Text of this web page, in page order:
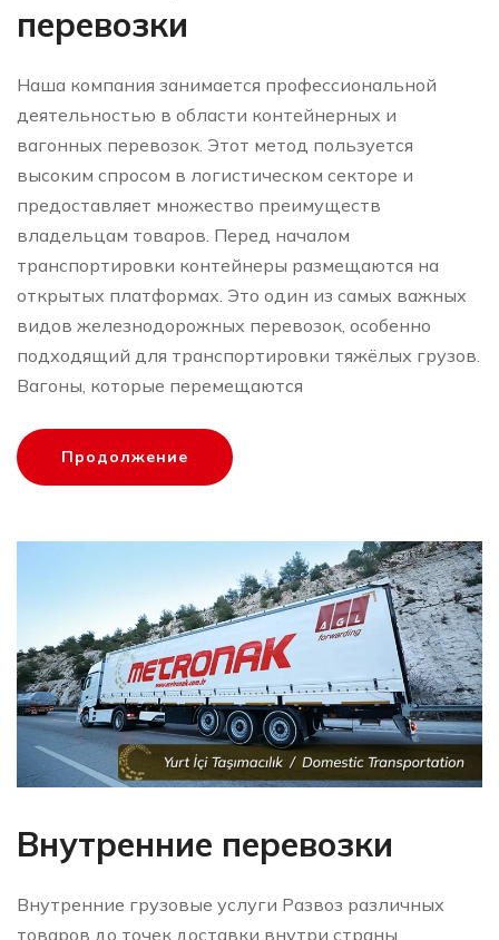
перевозки
Наша компания занимается профессиональной
деятельностью в области контейнерных и
вагонных перевозок. Этот метод пользуется
высоким спросом в логистическом секторе и
предоставляет множество преимуществ
владельцам товаров. Перед началом
транспортировки контейнеры размещаются на
открытых платформах. Это один из самых важных
видов железнодорожных перевозок, особенно
подходящий для транспортировки тяжёлых грузов.
Вагоны, которые перемещаются
Продолжение
Внутренние перевозки
Внутренние грузовые услуги Развоз различных
товаров до точек доставки внутри страны